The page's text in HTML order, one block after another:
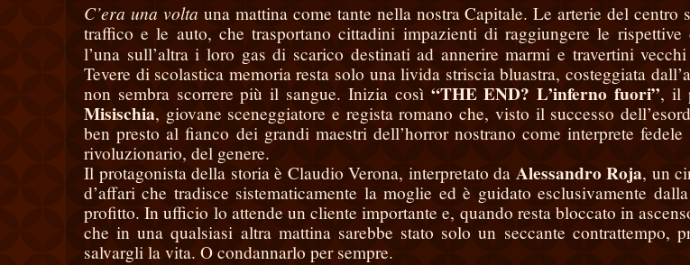
C’era una volta una mattina come tante nella nostra Capitale. Le arterie del centro
traffico e le auto, che trasportano cittadini impazienti di raggiungere le rispettive
l’una sull’altra i loro gas di scarico destinati ad annerire marmi e travertini
Tevere di scolastica memoria resta solo una livida striscia bluastra, costeggiata
non sembra scorrere più il sangue. Inizia così “THE END? L’inferno fuori”, il
Misischia, giovane sceneggiatore e regista romano che, visto il successo
ben presto al fianco dei grandi maestri dell’horror nostrano come interprete
rivoluzionario, del genere.
Il protagonista della storia è Claudio Verona, interpretato da Alessandro Roja, un
d’affari che tradisce sistematicamente la moglie ed è guidato esclusivamente
profitto. In ufficio lo attende un cliente importante e, quando resta bloccato in
che in una qualsiasi altra mattina sarebbe stato solo un seccante contrattempo,
salvargli la vita. O condannarlo per sempre.